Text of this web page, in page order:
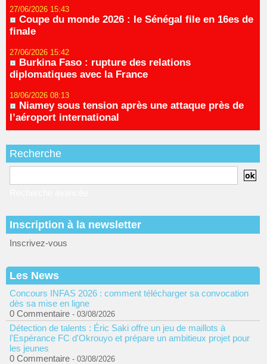
27/06/2026 15:43
Coupe du monde 2026 : le Sénégal file en 16es de
finale
27/06/2026 15:42
Burkina Faso : rupture des relations
diplomatiques avec la France
18/06/2026 08:13
Niamey sous tension après une attaque près de
l’aéroport international
Recherche
Inscription à la newsletter
Inscrivez-vous
Les News
Concours INFAS 2026 : comment télécharger sa convocation
dès sa mise en ligne
0 Commentaire - 03/08/2026
Détection de talents : Éric Saki offre un jeu de maillots à
l'Espérance FC d'Okrouyo et prépare un ambitieux projet pour
les jeunes
0 Commentaire - 03/08/2026